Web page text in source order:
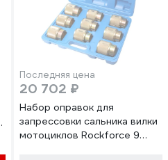
Последняя цена
20 702 ₽
Набор оправок для
запрессовки сальника вилки
мотоциклов Rockforce 9